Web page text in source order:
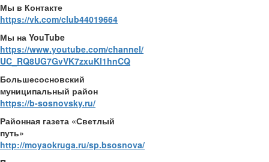
Мы в Контакте
https://vk.com/club44019664
Мы на YouTube
https://www.youtube.com/channel/
UC_RQ8UG7GvVK7zxuKl1hnCQ
Большесосновский
муниципальный район
https://b-sosnovsky.ru/
Районная газета «Светлый
путь»
http://moyaokruga.ru/sp.bsosnova/